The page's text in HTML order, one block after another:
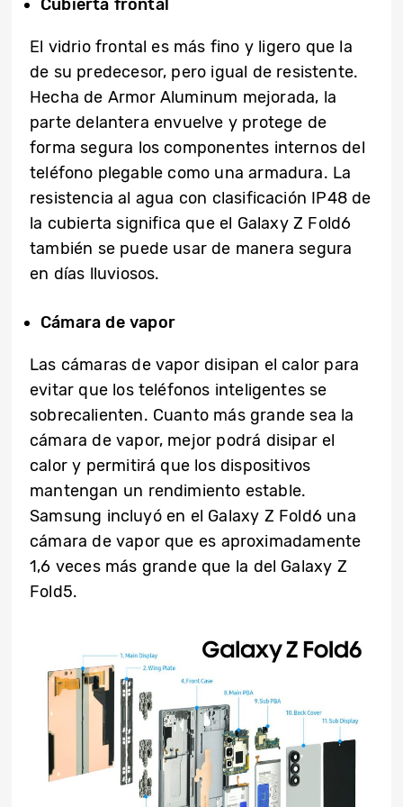
Cubierta frontal
El vidrio frontal es más fino y ligero que la
de su predecesor, pero igual de resistente.
Hecha de Armor Aluminum mejorada, la
parte delantera envuelve y protege de
forma segura los componentes internos del
teléfono plegable como una armadura. La
resistencia al agua con clasificación IP48 de
la cubierta significa que el Galaxy Z Fold6
también se puede usar de manera segura
en días lluviosos.
Cámara de vapor
Las cámaras de vapor disipan el calor para
evitar que los teléfonos inteligentes se
sobrecalienten. Cuanto más grande sea la
cámara de vapor, mejor podrá disipar el
calor y permitirá que los dispositivos
mantengan un rendimiento estable.
Samsung incluyó en el Galaxy Z Fold6 una
cámara de vapor que es aproximadamente
1,6 veces más grande que la del Galaxy Z
Fold5.